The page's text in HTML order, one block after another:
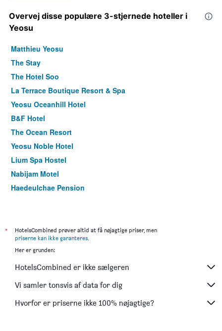
Overvej disse populære 3-stjernede hoteller i
Yeosu
Matthieu Yeosu
The Stay
The Hotel Soo
La Terrace Boutique Resort & Spa
Yeosu Oceanhill Hotel
B&F Hotel
The Ocean Resort
Yeosu Noble Hotel
Lium Spa Hostel
Nabijam Motel
Haedeulchae Pension
Ondadoro Hostel
Blooming Pension
Aria Pension&resort Yeosu
R&B Business Hotel
Yeosu Yong Beach Tourist Hostel
*
HotelsCombined prøver altid at få nøjagtige priser, men
priserne kan ikke garanteres.
Her er grunden:
HotelsCombined er ikke sælgeren
Vi samler tonsvis af data for dig
Hvorfor er priserne ikke 100% nøjagtige?